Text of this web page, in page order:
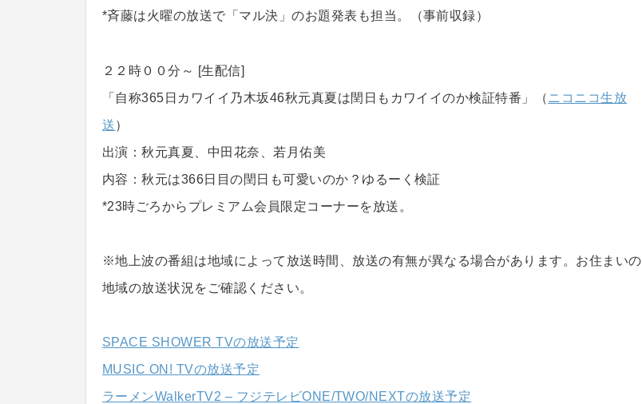
*斉藤は火曜の放送で「マル決」のお題発表も担当。（事前収録）
２２時００分～ [生配信]
「自称365日カワイイ乃木坂46秋元真夏は閏日もカワイイのか検証特番」（ニコニコ生放
送）
出演：秋元真夏、中田花奈、若月佑美
内容：秋元は366日目の閏日も可愛いのか？ゆるーく検証
*23時ごろからプレミアム会員限定コーナーを放送。
※地上波の番組は地域によって放送時間、放送の有無が異なる場合があります。お住まいの
地域の放送状況をご確認ください。
SPACE SHOWER TVの放送予定
MUSIC ON! TVの放送予定
ラーメンWalkerTV2 – フジテレビONE/TWO/NEXTの放送予定